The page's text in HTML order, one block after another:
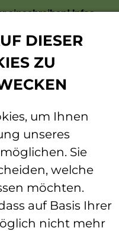
einschreiben!Infos
Isolationsmaterialien
neuen
Partnern wird in
Einmal um die
DIESER
ZU
um Ihnen
unseres
Sie
welche
möchten.
auf Basis Ihrer
nicht mehr